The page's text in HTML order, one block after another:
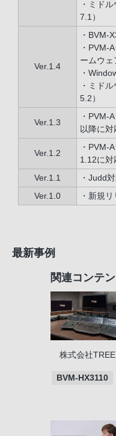
・ミド
7.1）
Ver.1.4
・BVM-
・PVM-
ームウ
・
・ミド
5.2）
Ver.1.3
・PVM-
以降に対
Ver.1.2
・PVM-
1.12に対
Ver.1.1
・Judd
Ver.1.0
・新規
最新事例
関連コンテ
株式会社
BVM-HX3110